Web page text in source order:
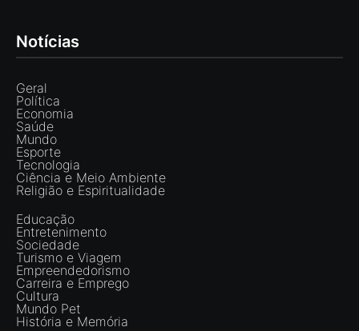
Notícias
Geral
Política
Economia
Saúde
Mundo
Esporte
Tecnologia
Ciência e Meio Ambiente
Religião e Espiritualidade
Educação
Entretenimento
Sociedade
Turismo e Viagem
Empreendedorismo
Carreira e Emprego
Cultura
Mundo Pet
História e Memória